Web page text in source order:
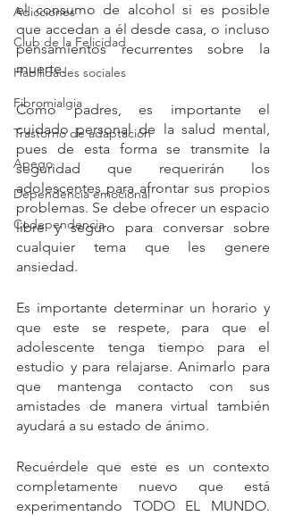
Adicciones
Club de la Felicidad
Habilidades sociales
Fibromialgia
Trastorno de adaptación
Apego
Dependencia emocional
Codependencia
el consumo de alcohol si es posible
que accedan a él desde casa, o incluso
pensamientos recurrentes sobre la
muerte.
Como padres, es importante el
cuidado personal de la salud mental,
pues de esta forma se transmite la
seguridad que requerirán los
adolescentes para afrontar sus propios
problemas. Se debe ofrecer un espacio
libre y seguro para conversar sobre
cualquier tema que les genere
ansiedad.
Es importante determinar un horario y
que este se respete, para que el
adolescente tenga tiempo para el
estudio y para relajarse. Animarlo para
que mantenga contacto con sus
amistades de manera virtual también
ayudará a su estado de ánimo.
Recuérdele que este es un contexto
completamente nuevo que está
experimentando TODO EL MUNDO.